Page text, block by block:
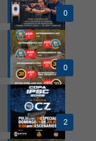
0
0
2